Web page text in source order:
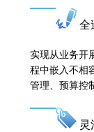
全
实现从业务开
程中嵌入不相
管理、预算控
灵